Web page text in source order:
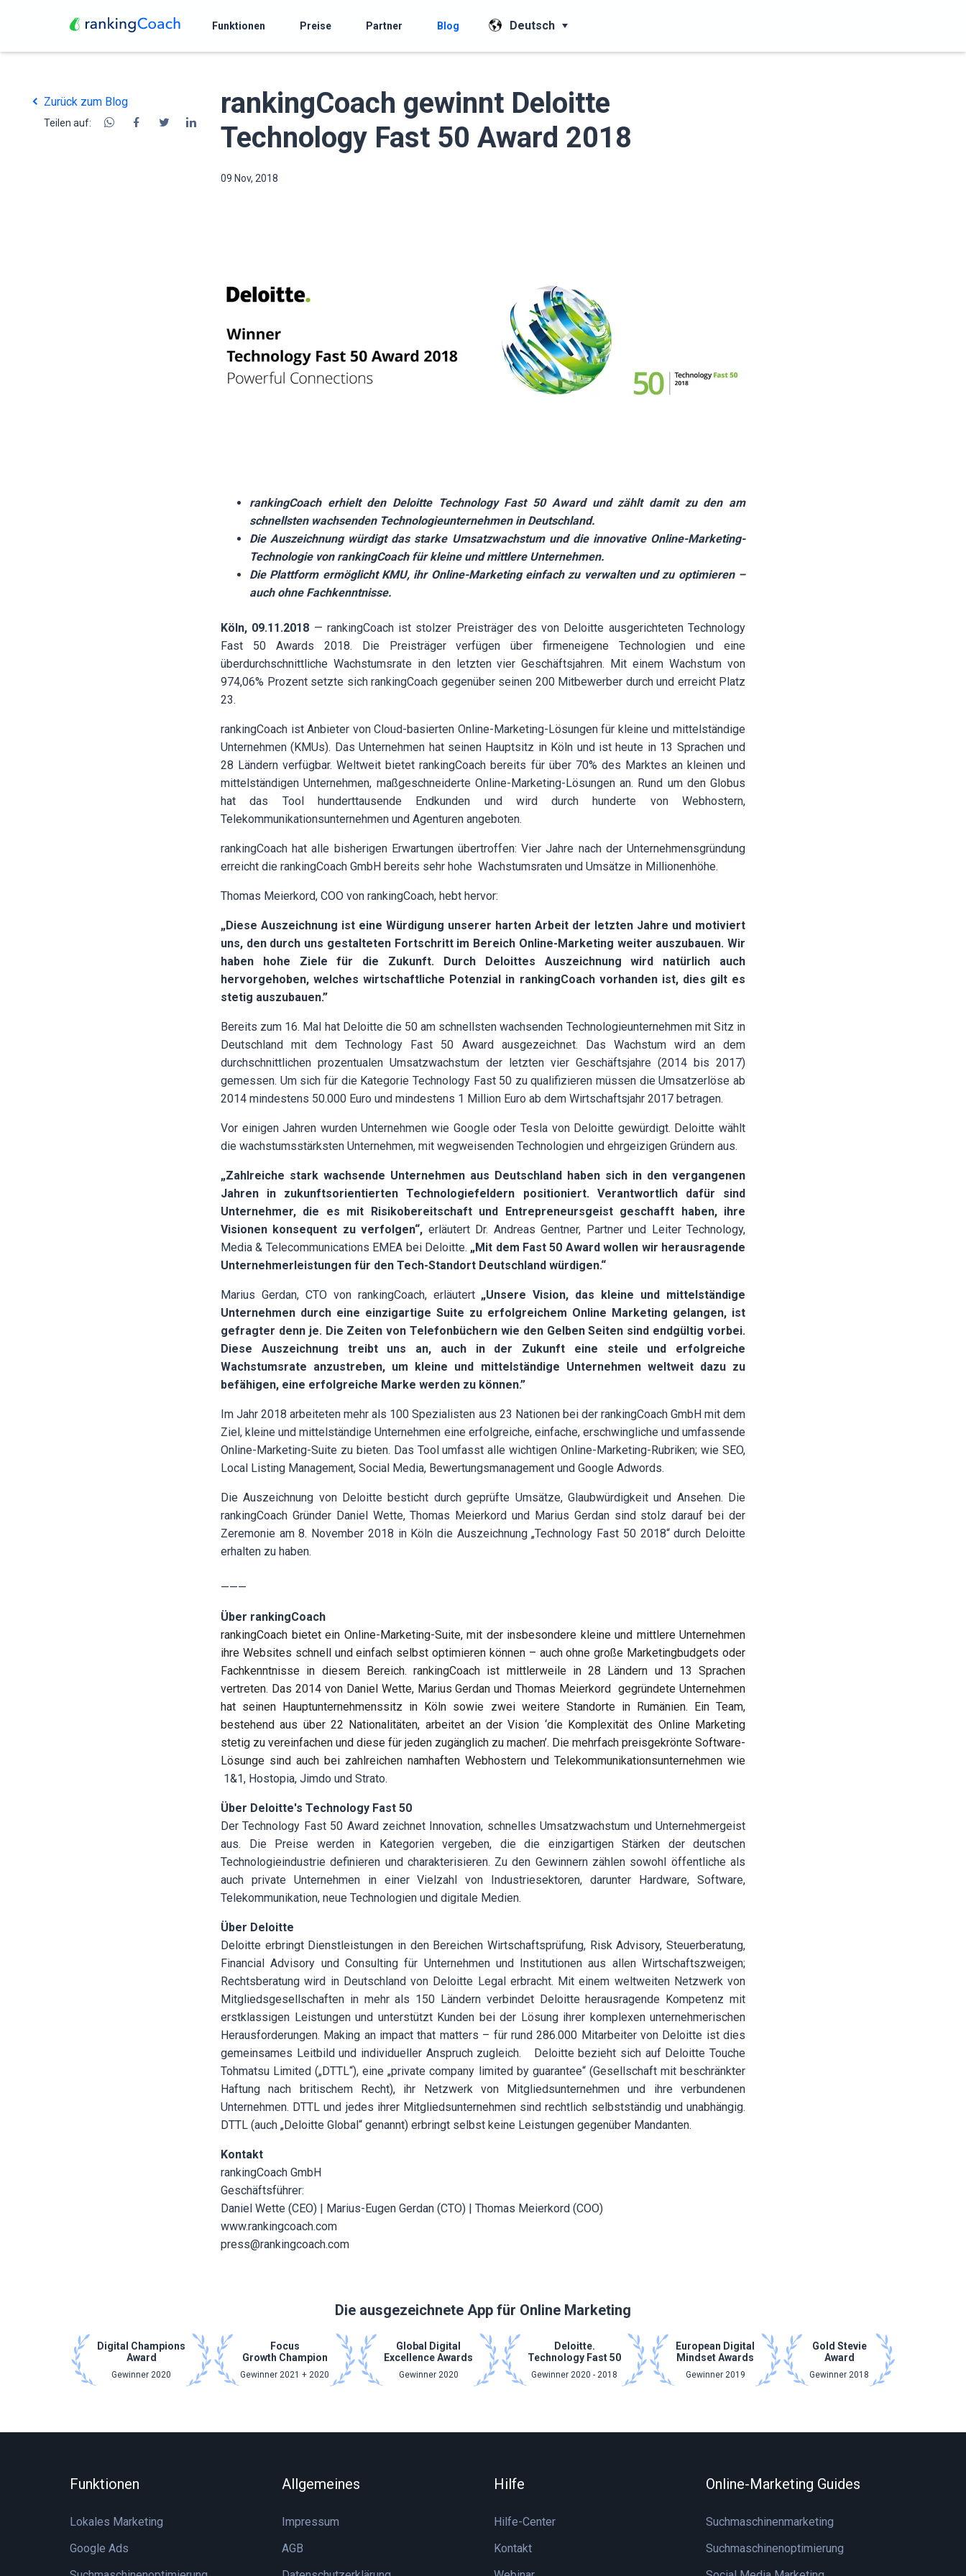
Funktionen Preise Partner Blog Deutsch
Zurück zum Blog
Teilen auf:
rankingCoach gewinnt Deloitte
Technology Fast 50 Award 2018
09 Nov, 2018
rankingCoach erhielt den Deloitte Technology Fast 50 Award und zählt damit zu den am
schnellsten wachsenden Technologieunternehmen in Deutschland.
Die Auszeichnung würdigt das starke Umsatzwachstum und die innovative Online-Marketing-
Technologie von rankingCoach für kleine und mittlere Unternehmen.
Die Plattform ermöglicht KMU, ihr Online-Marketing einfach zu verwalten und zu optimieren –
auch ohne Fachkenntnisse.
Köln, 09.11.2018 — rankingCoach ist stolzer Preisträger des von Deloitte ausgerichteten Technology
Fast 50 Awards 2018. Die Preisträger verfügen über firmeneigene Technologien und eine
überdurchschnittliche Wachstumsrate in den letzten vier Geschäftsjahren. Mit einem Wachstum von
974,06% Prozent setzte sich rankingCoach gegenüber seinen 200 Mitbewerber durch und erreicht Platz
23.
rankingCoach ist Anbieter von Cloud-basierten Online-Marketing-Lösungen für kleine und mittelständige
Unternehmen (KMUs). Das Unternehmen hat seinen Hauptsitz in Köln und ist heute in 13 Sprachen und
28 Ländern verfügbar. Weltweit bietet rankingCoach bereits für über 70% des Marktes an kleinen und
mittelständigen Unternehmen, maßgeschneiderte Online-Marketing-Lösungen an. Rund um den Globus
hat das Tool hunderttausende Endkunden und wird durch hunderte von Webhostern,
Telekommunikationsunternehmen und Agenturen angeboten.
rankingCoach hat alle bisherigen Erwartungen übertroffen: Vier Jahre nach der Unternehmensgründung
erreicht die rankingCoach GmbH bereits sehr hohe Wachstumsraten und Umsätze in Millionenhöhe.
Thomas Meierkord, COO von rankingCoach, hebt hervor:
„Diese Auszeichnung ist eine Würdigung unserer harten Arbeit der letzten Jahre und motiviert
uns, den durch uns gestalteten Fortschritt im Bereich Online-Marketing weiter auszubauen. Wir
haben hohe Ziele für die Zukunft. Durch Deloittes Auszeichnung wird natürlich auch
hervorgehoben,welches wirtschaftliche Potenzial in rankingCoach vorhanden ist, dies gilt es
stetig auszubauen.”
Bereits zum 16. Mal hat Deloitte die 50 am schnellsten wachsenden Technologieunternehmen mit Sitz in
Deutschland mit dem Technology Fast 50 Award ausgezeichnet. Das Wachstum wird an dem
durchschnittlichen prozentualen Umsatzwachstum der letzten vier Geschäftsjahre (2014 bis 2017)
gemessen. Um sich für die Kategorie Technology Fast 50 zu qualifizieren müssen die Umsatzerlöse ab
2014 mindestens 50.000 Euro und mindestens 1 Million Euro ab dem Wirtschaftsjahr 2017 betragen.
Vor einigen Jahren wurden Unternehmen wie Google oder Tesla von Deloitte gewürdigt. Deloitte wählt
die wachstumsstärksten Unternehmen, mit wegweisenden Technologien und ehrgeizigen Gründern aus.
„Zahlreiche stark wachsende Unternehmen aus Deutschland haben sich in den vergangenen
Jahren in zukunftsorientierten Technologiefeldern positioniert. Verantwortlich dafür sind
Unternehmer, die es mit Risikobereitschaft und Entrepreneursgeist geschafft haben, ihre
Visionen konsequent zu verfolgen“, erläutert Dr. Andreas Gentner, Partner und Leiter Technology,
Media & Telecommunications EMEA bei Deloitte. „Mit dem Fast 50 Award wollen wir herausragende
Unternehmerleistungen für den Tech-Standort Deutschland würdigen.“
Marius Gerdan, CTO von rankingCoach, erläutert „Unsere Vision, das kleine und mittelständige
Unternehmen durch eine einzigartige Suite zu erfolgreichem Online Marketing gelangen, ist
gefragter denn je. Die Zeiten von Telefonbüchern wie den Gelben Seiten sind endgültig vorbei.
Diese Auszeichnung treibt uns an, auch in der Zukunft eine steile und erfolgreiche
Wachstumsrate anzustreben, um kleine und mittelständige Unternehmen weltweit dazu zu
befähigen, eine erfolgreiche Marke werden zu können.”
Im Jahr 2018 arbeiteten mehr als 100 Spezialisten aus 23 Nationen bei der rankingCoach GmbH mit dem
Ziel, kleine und mittelständige Unternehmen eine erfolgreiche, einfache, erschwingliche und umfassende
Online-Marketing-Suite zu bieten. Das Tool umfasst alle wichtigen Online-Marketing-Rubriken; wie SEO,
Local Listing Management, Social Media, Bewertungsmanagement und Google Adwords.
Die Auszeichnung von Deloitte besticht durch geprüfte Umsätze, Glaubwürdigkeit und Ansehen. Die
rankingCoach Gründer Daniel Wette, Thomas Meierkord und Marius Gerdan sind stolz darauf bei der
Zeremonie am 8. November 2018 in Köln die Auszeichnung „Technology Fast 50 2018“ durch Deloitte
erhalten zu haben.
———
Über rankingCoach
rankingCoach bietet ein Online-Marketing-Suite, mit der insbesondere kleine und mittlere Unternehmen
ihre Websites schnell und einfach selbst optimieren können – auch ohne große Marketingbudgets oder
Fachkenntnisse in diesem Bereich. rankingCoach ist mittlerweile in 28 Ländern und 13 Sprachen
vertreten. Das 2014 von Daniel Wette, Marius Gerdan und Thomas Meierkord gegründete Unternehmen
hat seinen Hauptunternehmenssitz in Köln sowie zwei weitere Standorte in Rumänien. Ein Team,
bestehend aus über 22 Nationalitäten, arbeitet an der Vision ‘die Komplexität des Online Marketing
stetig zu vereinfachen und diese für jeden zugänglich zu machen’. Die mehrfach preisgekrönte Software-
Lösunge sind auch bei zahlreichen namhaften Webhostern und Telekommunikationsunternehmen wie
1&1, Hostopia, Jimdo und Strato.
Über Deloitte's Technology Fast 50
Der Technology Fast 50 Award zeichnet Innovation, schnelles Umsatzwachstum und Unternehmergeist
aus. Die Preise werden in Kategorien vergeben, die die einzigartigen Stärken der deutschen
Technologieindustrie definieren und charakterisieren. Zu den Gewinnern zählen sowohl öffentliche als
auch private Unternehmen in einer Vielzahl von Industriesektoren, darunter Hardware, Software,
Telekommunikation, neue Technologien und digitale Medien.
Über Deloitte
Deloitte erbringt Dienstleistungen in den Bereichen Wirtschaftsprüfung, Risk Advisory, Steuerberatung,
Financial Advisory und Consulting für Unternehmen und Institutionen aus allen Wirtschaftszweigen;
Rechtsberatung wird in Deutschland von Deloitte Legal erbracht. Mit einem weltweiten Netzwerk von
Mitgliedsgesellschaften in mehr als 150 Ländern verbindet Deloitte herausragende Kompetenz mit
erstklassigen Leistungen und unterstützt Kunden bei der Lösung ihrer komplexen unternehmerischen
Herausforderungen. Making an impact that matters – für rund 286.000 Mitarbeiter von Deloitte ist dies
gemeinsames Leitbild und individueller Anspruch zugleich. Deloitte bezieht sich auf Deloitte Touche
Tohmatsu Limited („DTTL“), eine „private company limited by guarantee“ (Gesellschaft mit beschränkter
Haftung nach britischem Recht), ihr Netzwerk von Mitgliedsunternehmen und ihre verbundenen
Unternehmen. DTTL und jedes ihrer Mitgliedsunternehmen sind rechtlich selbstständig und unabhängig.
DTTL (auch „Deloitte Global“ genannt) erbringt selbst keine Leistungen gegenüber Mandanten.
Kontakt
rankingCoach GmbH
Geschäftsführer:
Daniel Wette (CEO) | Marius-Eugen Gerdan (CTO) | Thomas Meierkord (COO)
www.rankingcoach.com
press@rankingcoach.com
Die ausgezeichnete App für Online Marketing
Digital Champions
Award
Gewinner 2020
Focus
Growth Champion
Gewinner 2021 + 2020
Global Digital
Excellence Awards
Gewinner 2020
Deloitte.
Technology Fast 50
Gewinner 2020 - 2018
European Digital
Mindset Awards
Gewinner 2019
Gold Stevie
Award
Gewinner 2018
Funktionen
Lokales Marketing
Google Ads
Allgemeines
Impressum
AGB
Hilfe
Hilfe-Center
Kontakt
Online-Marketing Guides
Suchmaschinenmarketing
Suchmaschinenoptimierung